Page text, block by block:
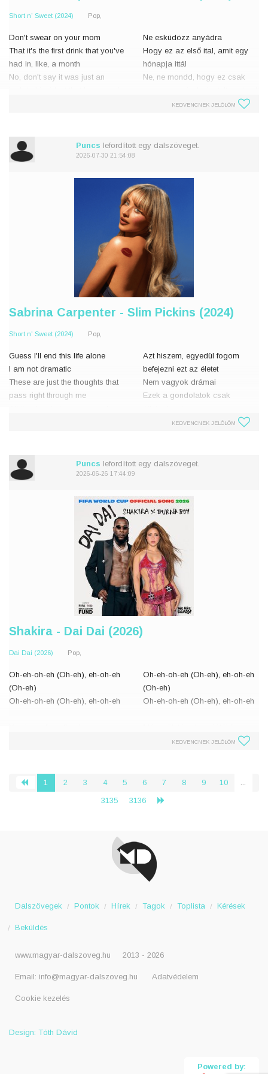
Short n' Sweet (2024) Pop,
Don't swear on your mom
That it's the first drink that you've
had in, like, a month
No, don't say it was just an
Ne esküdözz anyádra
Hogy ez az első ital, amit egy
hónapja ittál
Ne, ne mondd, hogy ez csak
Nem kell színlelned
KEDVENCNEK JELÖLÖM
Puncs lefordított egy dalszöveget.
2026-07-30 21:54:08
Sabrina Carpenter - Slim Pickins (2024)
Short n' Sweet (2024) Pop,
Guess I'll end this life alone
I am not dramatic
These are just the thoughts that
pass right through me
Azt hiszem, egyedül fogom
befejezni ezt az életet
Nem vagyok drámai
Ezek a gondolatok csak
Az összes seggfej a
nyerőgéppel
KEDVENCNEK JELÖLÖM
Puncs lefordított egy dalszöveget.
2026-06-26 17:44:09
Shakira - Dai Dai (2026)
Dai Dai (2026) Pop,
Oh-eh-oh-eh (Oh-eh), eh-oh-eh
(Oh-eh)
Oh-eh-oh-eh (Oh-eh), eh-oh-eh
You been this brave all along
What broke you once made
Oh-eh-oh-eh (Oh-eh), eh-oh-eh
(Oh-eh)
Oh-eh-oh-eh (Oh-eh), eh-oh-eh
Ami egyszer megtört téged, az
KEDVENCNEK JELÖLÖM
‹ 1 2 3 4 5 6 7 8 9 10
...
3135
3136
Dalszövegek Pontok Hírek Tagok Toplista Kérések
Beküldés
www.magyar-dalszoveg.hu 2013 - 2026
Email: info@magyar-dalszoveg.hu Adatvédelem
Cookie kezelés
Design: Tóth Dávid
Powered by: